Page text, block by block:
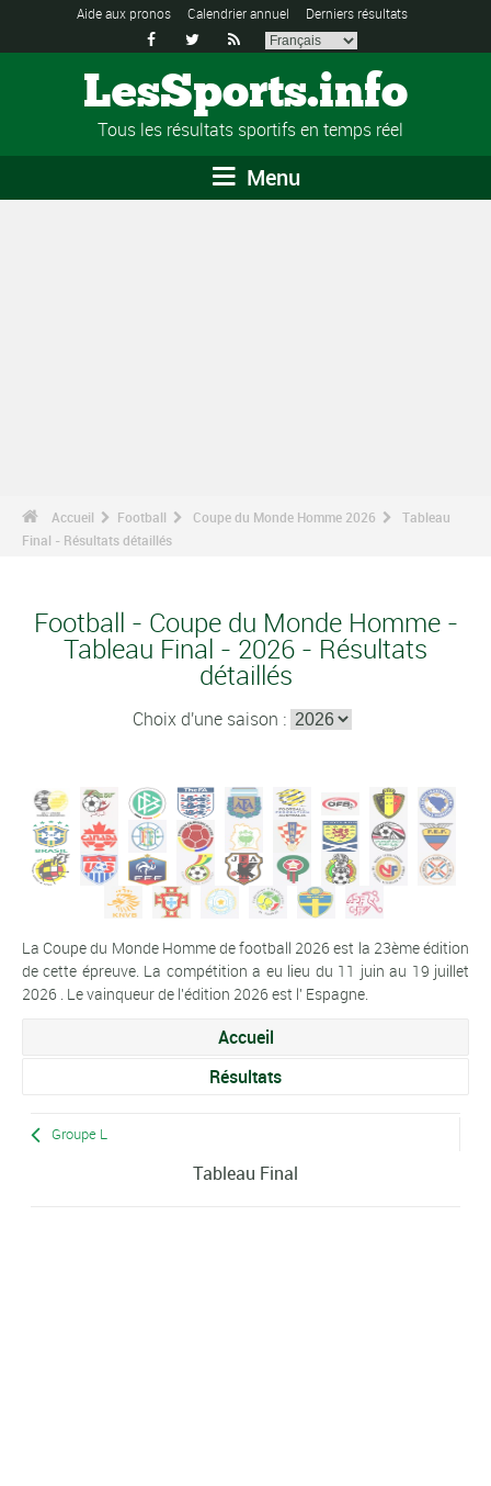
Aide aux pronos Calendrier annuel Derniers résultats
  
LesSports.info
Tous les résultats sportifs en temps réel
Menu
Accueil Football Coupe du Monde Homme 2026
Tableau
Final - Résultats détaillés
Football - Coupe du Monde Homme -
Tableau Final - 2026 - Résultats
détaillés
Choix d'une saison :
La Coupe du Monde Homme de football 2026 est la 23ème édition
de cette épreuve. La compétition a eu lieu du 11 juin au 19 juillet
2026 . Le vainqueur de l'édition 2026 est l' Espagne.
Accueil
Résultats
Groupe L
Tableau Final